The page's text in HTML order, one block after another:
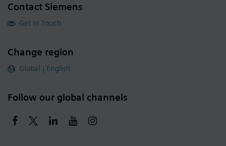
Contact Siemens
Get in Touch
Change region
Global | English
Follow our global channels